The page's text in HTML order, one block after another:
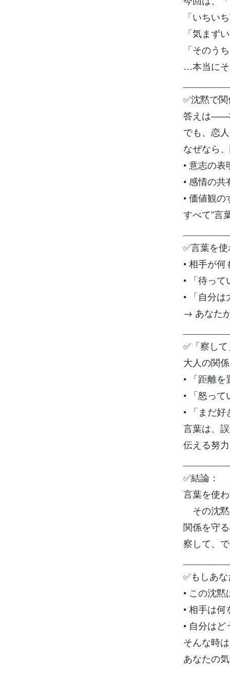
「いちい
「気まず
「そのう
…本当にそ
✅沈黙で
答えは――
でも、恋
なぜなら
• 意志の表
• 感情の共
• 価値観
すべて“言
✅言葉を
• 相手が
• 「待っ
• 「自分
→ あなた
✅「察し
大人の関
• 「距離
• 「怒っ
• 「まだ好
言葉は、
伝える努
✅結論：
言葉を使
その沈黙
関係を守
察して、
✅もしあ
• この沈
• 相手は何
• 自分はど
そんな時
あなたの